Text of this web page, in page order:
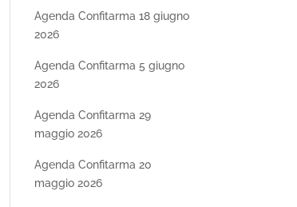
Agenda Confitarma 18 giugno
2026
Agenda Confitarma 5 giugno
2026
Agenda Confitarma 29
maggio 2026
Agenda Confitarma 20
maggio 2026